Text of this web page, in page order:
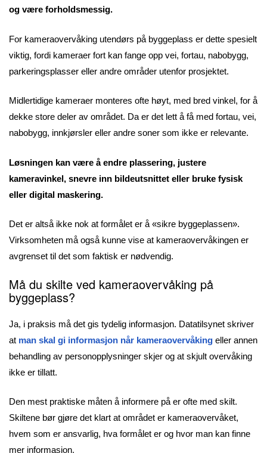
og være forholdsmessig.
For kameraovervåking utendørs på byggeplass er dette spesielt
viktig, fordi kameraer fort kan fange opp vei, fortau, nabobygg,
parkeringsplasser eller andre områder utenfor prosjektet.
Midlertidige kameraer monteres ofte høyt, med bred vinkel, for å
dekke store deler av området. Da er det lett å få med fortau, vei,
nabobygg, innkjørsler eller andre soner som ikke er relevante.
Løsningen kan være å endre plassering, justere
kameravinkel, snevre inn bildeutsnittet eller bruke fysisk
eller digital maskering.
Det er altså ikke nok at formålet er å «sikre byggeplassen».
Virksomheten må også kunne vise at kameraovervåkingen er
avgrenset til det som faktisk er nødvendig.
Må du skilte ved kameraovervåking på
byggeplass?
Ja, i praksis må det gis tydelig informasjon. Datatilsynet skriver
at man skal gi informasjon når kameraovervåking eller annen
behandling av personopplysninger skjer og at skjult overvåking
ikke er tillatt.
Den mest praktiske måten å informere på er ofte med skilt.
Skiltene bør gjøre det klart at området er kameraovervåket,
hvem som er ansvarlig, hva formålet er og hvor man kan finne
mer informasjon.